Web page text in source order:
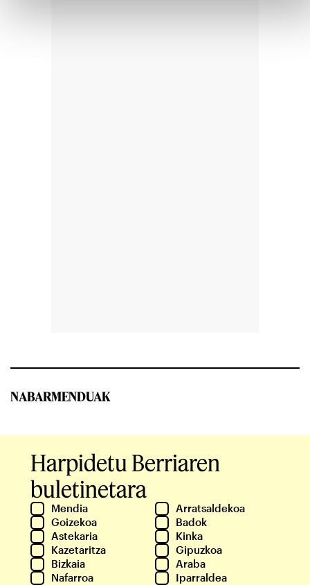
NABARMENDUAK
Harpidetu Berriaren
buletinetara
Mendia
Arratsaldekoa
Goizekoa
Badok
Astekaria
Kinka
Kazetaritza
Gipuzkoa
Bizkaia
Araba
Nafarroa
Iparraldea